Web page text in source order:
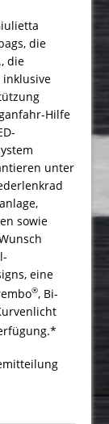
die
die
inklusive
Hilfe
unter
sowie
eine
®, Bi-